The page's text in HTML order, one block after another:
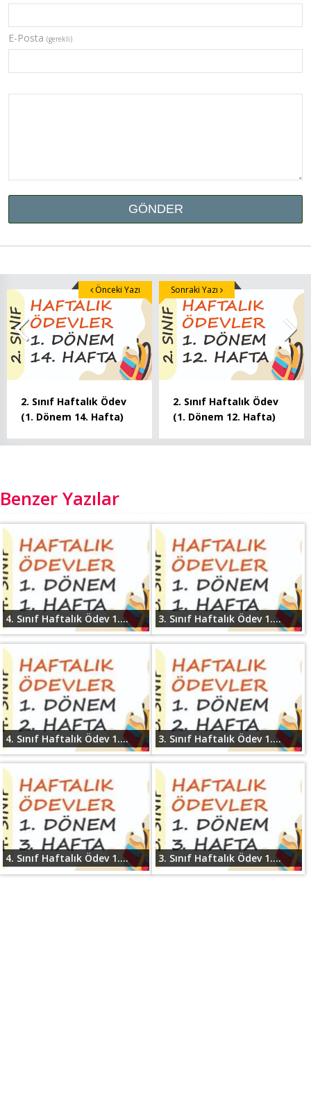
E-Posta (gerekli)
2. Sınıf Haftalık Ödev
(1. Dönem 14. Hafta)
Önceki Yazı
2. Sınıf Haftalık Ödev
(1. Dönem 12. Hafta)
Sonraki Yazı
Benzer Yazılar
4. Sınıf Haftalık Ödev 1.... 3. Sınıf Haftalık Ödev 1....
4. Sınıf Haftalık Ödev 1.... 3. Sınıf Haftalık Ödev 1....
4. Sınıf Haftalık Ödev 1.... 3. Sınıf Haftalık Ödev 1....